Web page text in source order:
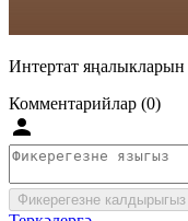
Интертат яңалыкларын
Комментарийлар (0)
Фикерегезне калдырыгыз